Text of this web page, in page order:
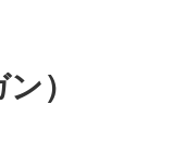
）